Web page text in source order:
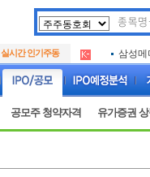
실시간 인기주동
.
아크로
삼성메
.
아크로
아하
공모주 청약자격 유가증권